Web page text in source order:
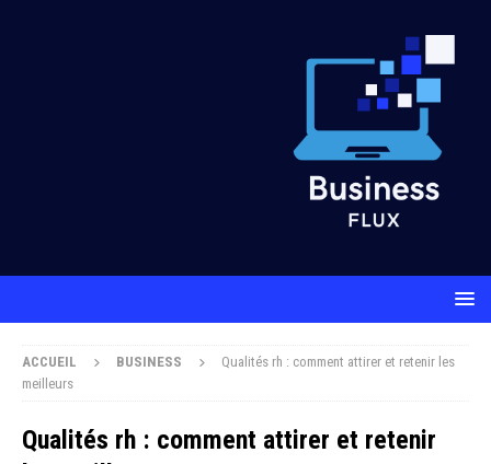
ACCUEIL BUSINESS
Qualités rh : comment attirer et retenir les
meilleurs
Qualités rh : comment attirer et retenir